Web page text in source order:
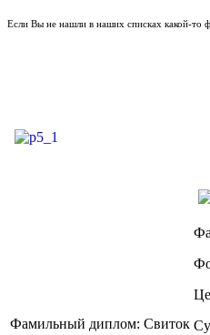
Если Вы не нашли в наших списках какой-то
Фамильный диплом: Свиток